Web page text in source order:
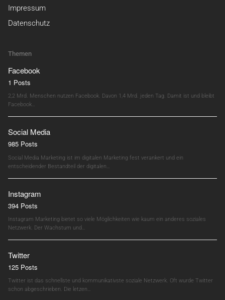
Impressum
Datenschutz
Themen
Facebook
1 Posts
2,2 Mrd. Menschen nutzen Facebook. Davon 1,4 Mrd. jeden Tag. Damit ist und bleibt
Facebook…
Social Media
985 Posts
Social Media Marketing ist im digitalen Marketing fest verankert und ein
entscheidender Bestandteil der digitalen…
Instagram
394 Posts
Instagram Marketing bietet so viele Möglichkeiten wie kaum ein anderes soziales
Netzwerk. Der Wachstum und…
Twitter
125 Posts
Twitter ist das schnellste und kommunikativste soziale Netzwerk. Oft wurde Twitter
schon abgeschrieben. Die letzen…